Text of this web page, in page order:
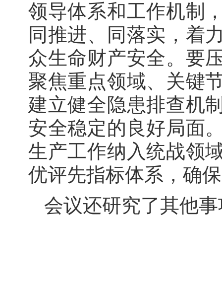
领导体系和工作机制
同推进、同落实，着
众生命财产安全。要
聚焦重点领域、关键
建立健全隐患排查机
安全稳定的良好局面
生产工作纳入统战领
优评先指标体系，确
会议还研究了其他